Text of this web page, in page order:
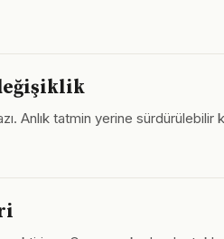
Anlık tatmin yerine